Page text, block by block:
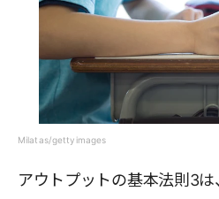
Milatas/gettyimages
アウトプットの基本法則3